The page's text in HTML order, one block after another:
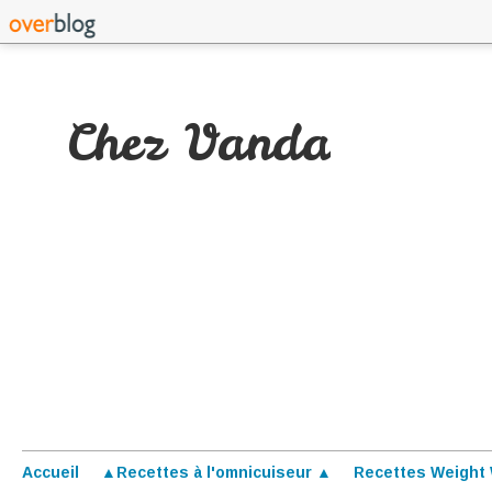
Chez Vanda
Accueil ▲Recettes à l'omnicuiseur ▲ Recettes Weight